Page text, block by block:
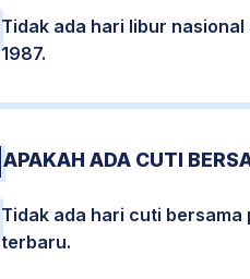
Tidak ada hari libur
1987.
APAKAH ADA CUTI
Tidak ada hari cuti bersama
terbaru.